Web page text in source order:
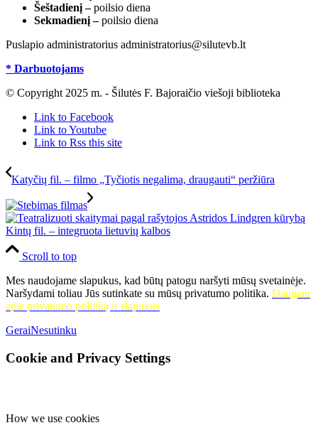
Šeštadienį –poilsio diena
Sekmadienį –poilsio diena
Puslapio administratorius administratorius@silutevb.lt
* Darbuotojams
© Copyright 2025 m. - Šilutės F. Bajoraičio viešoji biblioteka
Link to Facebook
Link to Youtube
Link to Rss this site
Katyčių fil. – filmo „Tyčiotis negalima, draugauti“ peržiūra
Kintų fil. – integruota lietuvių kalbos
Scroll to top
Mes naudojame slapukus, kad būtų patogu naršyti mūsų svetainėje.
Naršydami toliau Jūs sutinkate su mūsų privatumo politika. Daugiau
apie privatumo politiką ir slapukus
GeraiNesutinku
Cookie and Privacy Settings
How we use cookies